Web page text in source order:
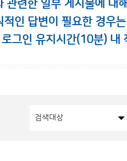
관련한 일부 게시물에 대
인 답변이 필요한 경우
로그인 유지시간(10분) 내